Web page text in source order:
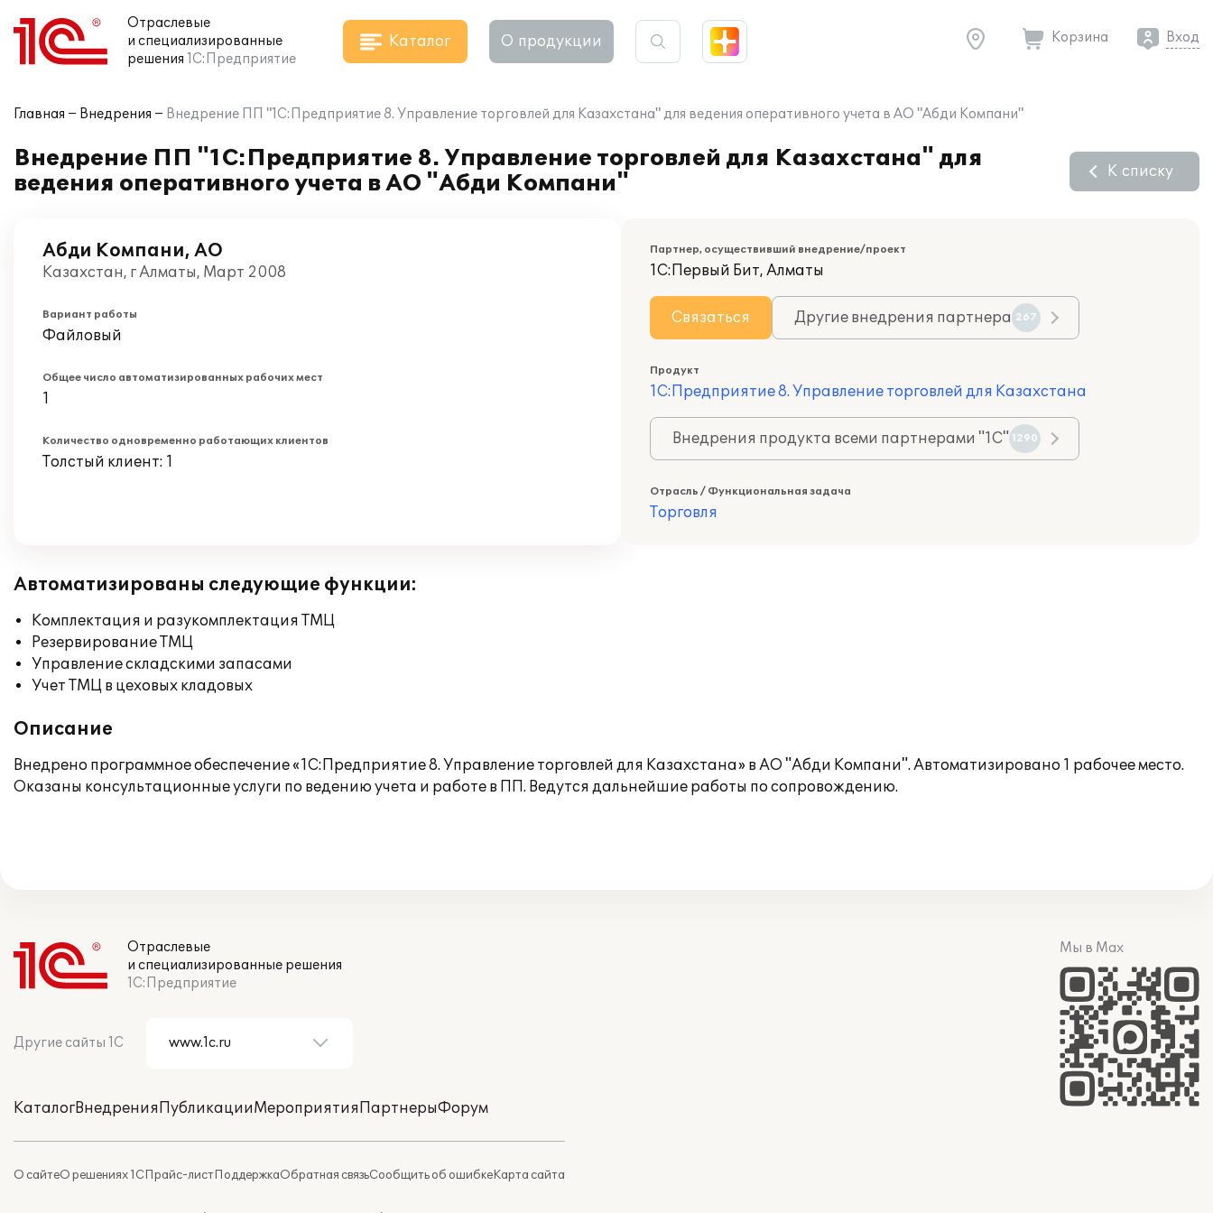
Отраслевые
и специализированные
решения 1С:Предприятие
Каталог О продукции Корзина Вход
Главная Внедрения Внедрение ПП "1С:Предприятие 8. Управление торговлей для Казахстана" для ведения оперативного учета в АО "Абди Компани"
Внедрение ПП "1С:Предприятие 8. Управление торговлей для Казахстана" для
ведения оперативного учета в АО "Абди Компани"
К списку
Абди Компани, АО
Казахстан, г Алматы, Март 2008
Вариант работы
Файловый
Общее число автоматизированных рабочих мест
1
Количество одновременно работающих клиентов
Толстый клиент: 1
Партнер, осуществивший внедрение/проект
1С:Первый Бит, Алматы
Связаться Другие внедрения партнера 267
Продукт
1С:Предприятие 8. Управление торговлей для Казахстана
Внедрения продукта всеми партнерами "1С" 1290
Отрасль / Функциональная задача
Торговля
Автоматизированы следующие функции:
Комплектация и разукомплектация ТМЦ
Резервирование ТМЦ
Управление складскими запасами
Учет ТМЦ в цеховых кладовых
Описание
Внедрено программное обеспечение «1С:Предприятие 8. Управление торговлей для Казахстана» в АО "Абди Компани". Автоматизировано 1 рабочее место.
Оказаны консультационные услуги по ведению учета и работе в ПП. Ведутся дальнейшие работы по сопровождению.
Отраслевые
и специализированные решения
1С:Предприятие
Другие сайты 1С
КаталогВнедренияПубликацииМероприятияПартнерыФорум
О сайтеО решениях 1СПрайс-листПоддержкаОбратная связьСообщить об ошибкеКарта сайта
Мы в Max